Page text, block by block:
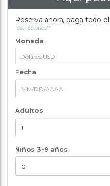
Reserva ahora, paga todo
restricciones**
Moneda
Fecha
Adultos
Niños 3-9 años